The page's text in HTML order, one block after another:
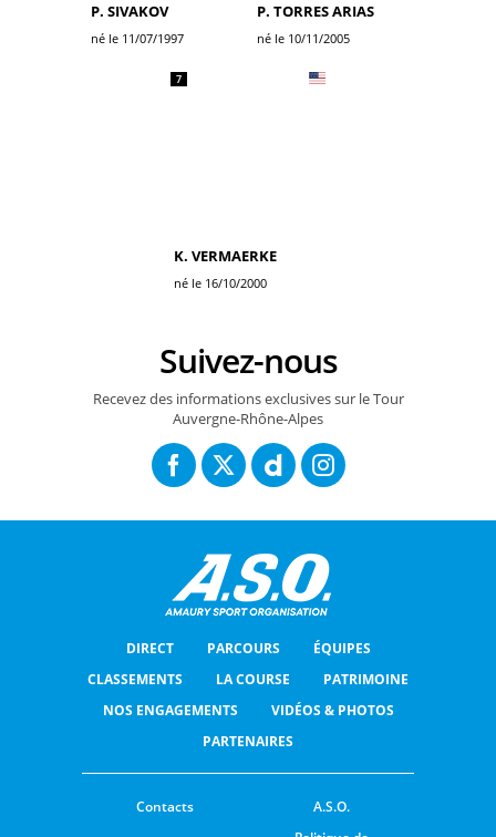
P. SIVAKOV
né le 11/07/1997
P. TORRES ARIAS
né le 10/11/2005
7
K. VERMAERKE
né le 16/10/2000
Suivez-nous
Recevez des informations exclusives sur le Tour
Auvergne-Rhône-Alpes
DIRECT PARCOURS
ÉQUIPES
CLASSEMENTS
LA COURSE
PATRIMOINE
NOS ENGAGEMENTS
VIDÉOS & PHOTOS
PARTENAIRES
Contacts
A.S.O.